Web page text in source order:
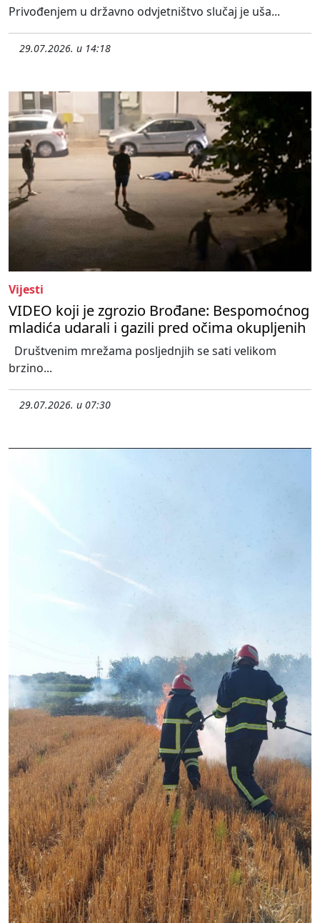
Privođenjem u državno odvjetništvo slučaj je uša...
29.07.2026. u 14:18
Vijesti
VIDEO koji je zgrozio Brođane: Bespomoćnog
mladića udarali i gazili pred očima okupljenih
Društvenim mrežama posljednjih se sati velikom
brzino...
29.07.2026. u 07:30